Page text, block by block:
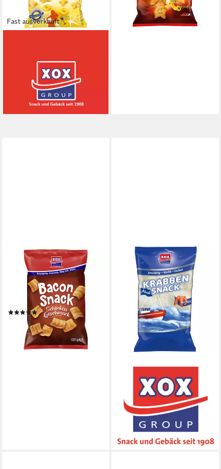
Fast ausverkauft
Cheese Style Mais Snack mit
geriebenem Käse 400g
(9,25 €/ 1 kg)
lieferbar - in 4-5 Werktagen bei dir
Knabberei, XOX Bacon Snack
herzhaft knusprig mit
rauchiger Note zum Snacken
(1)
1,85 €
(18,50 €/ 1 kg)
lieferbar - in 4-5 Werktagen bei dir
Knabberei, XOX Krabben
Snack gesalzene
Garnelenchips knusprig leicht
215g
(21,53 €/ 1 kg)
lieferbar - in 4-5 Werktagen bei dir